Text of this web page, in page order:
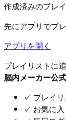
作成済みのプレ
先にアプリでプ
アプリを開く
プレイリストに
脳内メーカー公
✓ プレイ
✓ お気に